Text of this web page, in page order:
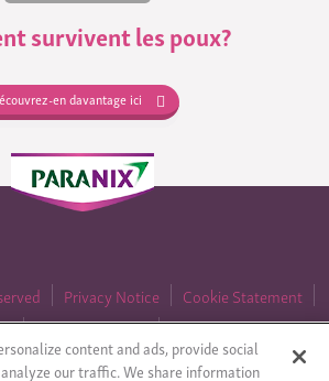
survivent les poux?
en davantage ici
Privacy Notice
Cookie Statement
Mentions légales Sitemap
content and ads, provide social
our traffic. We share information